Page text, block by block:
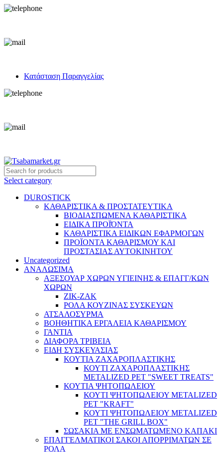
Κατάσταση Παραγγελίας
Select category
DUROSTICK
ΚΑΘΑΡΙΣΤΙΚΑ & ΠΡΟΣΤΑΤΕΥΤΙΚΑ
ΒΙΟΔΙΑΣΠΩΜΕΝΑ ΚΑΘΑΡΙΣΤΙΚΑ
ΕΙΔΙΚΑ ΠΡΟΪΌΝΤΑ
ΚΑΘΑΡΙΣΤΙΚΑ ΕΙΔΙΚΩΝ ΕΦΑΡΜΟΓΩΝ
ΠΡΟΪΟΝΤΑ ΚΑΘΑΡΙΣΜΟΥ ΚΑΙ
ΠΡΟΣΤΑΣΙΑΣ ΑΥΤΟΚΙΝΗΤΟΥ
Uncategorized
ΑΝΑΛΩΣΙΜΑ
ΑΞΕΣΟΥΑΡ ΧΩΡΩΝ ΥΓΙΕΙΝΗΣ & ΕΠΑΓΓ/ΚΩΝ
ΧΩΡΩΝ
ΖΙΚ-ΖΑΚ
ΡΟΛΑ ΚΟΥΖΙΝΑΣ ΣΥΣΚΕΥΩΝ
ΑΤΣΑΛΟΣΥΡΜΑ
ΒΟΗΘΗΤΙΚΑ ΕΡΓΑΛΕΙΑ ΚΑΘΑΡΙΣΜΟΥ
ΓΑΝΤΙΑ
ΔΙΑΦΟΡΑ ΤΡΙΒΕΙΑ
ΕΙΔΗ ΣΥΣΚΕΥΑΣΙΑΣ
ΚΟΥΤΙΑ ΖΑΧΑΡΟΠΛΑΣΤΙΚΗΣ
ΚΟΥΤΙ ΖΑΧΑΡΟΠΛΑΣΤΙΚΗΣ
METALIZED PET "SWEET TREATS"
ΚΟΥΤΙΑ ΨΗΤΟΠΩΛΕΙΟΥ
ΚΟΥΤΙ ΨΗΤΟΠΩΛΕΙΟΥ METALIZED
PET "KRAFT"
ΚΟΥΤΙ ΨΗΤΟΠΩΛΕΙΟΥ METALIZED
PET "THE GRILL BOX"
ΣΩΣΑΚΙΑ ΜΕ ΕΝΣΩΜΑΤΩΜΕΝΟ ΚΑΠΑΚΙ
ΕΠΑΓΓΕΛΜΑΤΙΚΟΙ ΣΑΚΟΙ ΑΠΟΡΡΙΜΑΤΩΝ ΣΕ
ΡΟΛΑ